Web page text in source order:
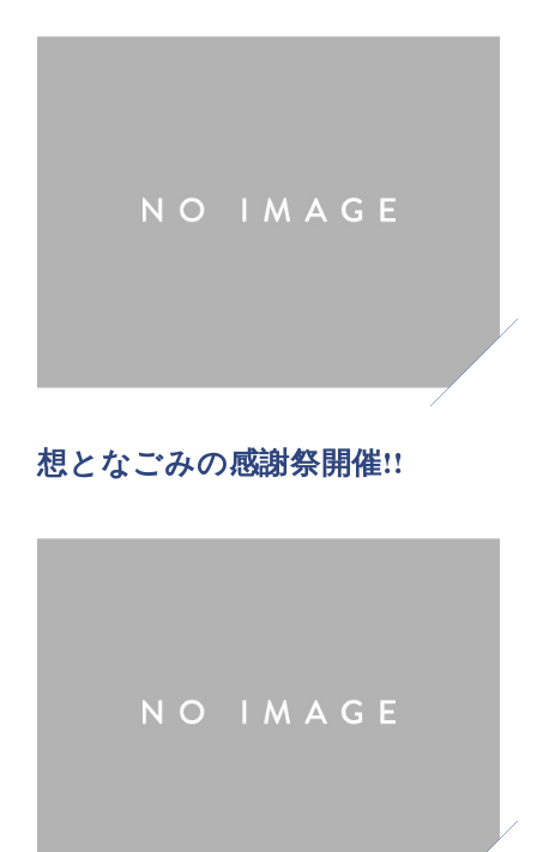
想となごみの感謝祭開催!!